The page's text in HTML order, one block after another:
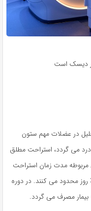
دیسک است
در عضلات مهم ستون
می گردد، استراحت مطلق
مدت زمان استراحت
مطلق برای درمان کم آبی دیسک را به 2 الی 3 روز محدود می کنند. در دوره
مصرف می گردد.